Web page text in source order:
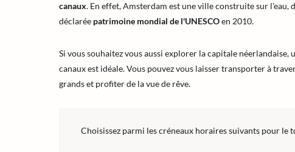
canaux. En effet, Amsterdam est une ville construite sur l'eau,
déclarée patrimoine mondial de l'UNESCOen 2010.
Si vous souhaitez vous aussi explorer la capitale néerlandaise,
canaux est idéale. Vous pouvez vous laisser transporter à
grands et profiter de la vue de rêve.
Choisissez parmi les créneaux horaires suivants pour le